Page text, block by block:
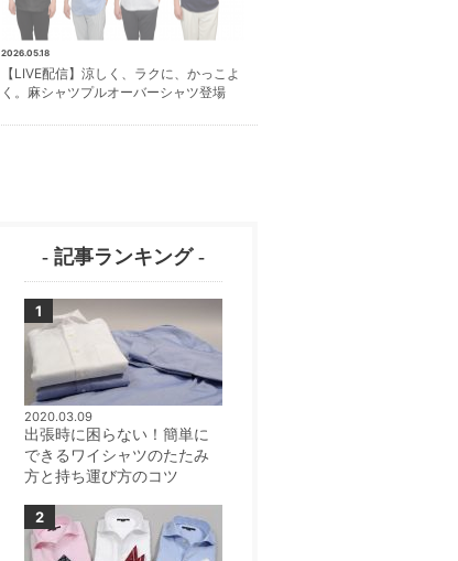
2026.05.18
【LIVE配信】涼しく、ラクに、かっこよ
く。麻シャツプルオーバーシャツ登場
- 記事ランキング -
2020.03.09
出張時に困らない！簡単に
できるワイシャツのたたみ
方と持ち運び方のコツ